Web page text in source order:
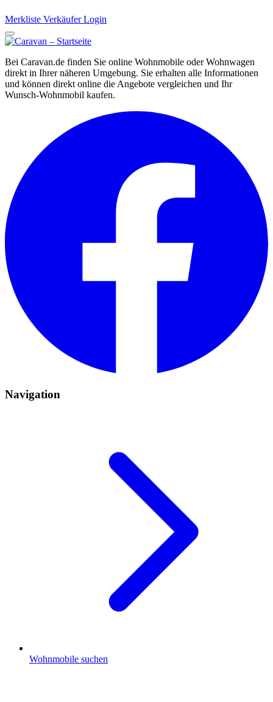
Merkliste Verkäufer Login
Bei Caravan.de finden Sie online Wohnmobile oder Wohnwagen
direkt in Ihrer näheren Umgebung. Sie erhalten alle Informationen
und können direkt online die Angebote vergleichen und Ihr
Wunsch-Wohnmobil kaufen.
Navigation
Wohnmobile suchen